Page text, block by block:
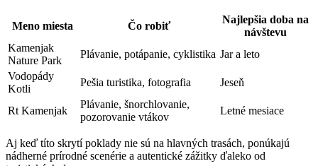
Meno miesta Čo robiť
Najlepšia doba na
návštevu
Kamenjak
Nature Park
Plávanie, potápanie, cyklistika Jar a leto
Vodopády
Kotli
Pešia turistika, fotografia Jeseň
Rt Kamenjak
Plávanie, šnorchlovanie,
pozorovanie vtákov
Letné mesiace
Aj keď títo skrytí poklady nie sú na hlavných trasách, ponúkajú
nádherné prírodné scenérie a autentické zážitky ďaleko od